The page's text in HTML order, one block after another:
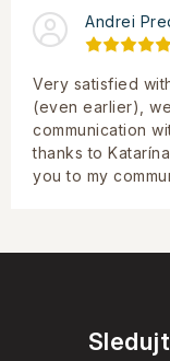
Andrei
Very satisfied
(even earlier),
communication
thanks to
you to my